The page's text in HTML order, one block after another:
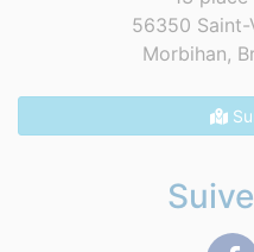
56350
Morbihan,